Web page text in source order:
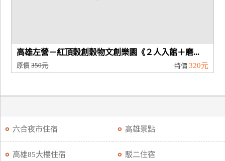
高雄左營－紅頂穀創穀物文創樂園《２人入館＋磨...
原價350元 特價 320元
六合夜市住宿 高雄景點
高雄85大樓住宿 駁二住宿